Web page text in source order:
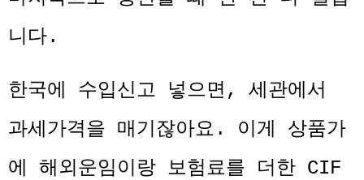
니다.
한국에 수입신고 넣으면, 세관에서
과세가격을 매기잖아요. 이게 상품가
에 해외운임이랑 보험료를 더한 CIF